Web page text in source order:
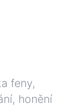
feny,
honění